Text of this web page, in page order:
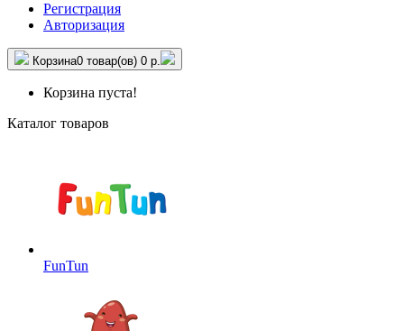
Регистрация
Авторизация
Корзина0 товар(ов) 0 р.
Корзина пуста!
Каталог товаров
FunTun